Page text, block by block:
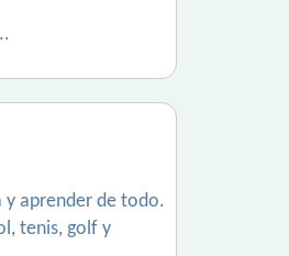
y aprender de todo.
tenis, golf y